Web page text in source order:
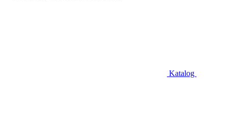
Katalog